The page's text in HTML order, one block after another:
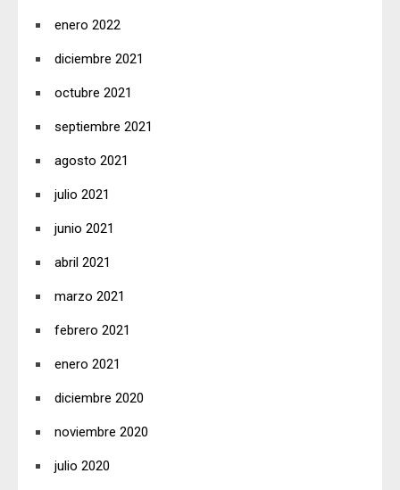
enero 2022
diciembre 2021
octubre 2021
septiembre 2021
agosto 2021
julio 2021
junio 2021
abril 2021
marzo 2021
febrero 2021
enero 2021
diciembre 2020
noviembre 2020
julio 2020